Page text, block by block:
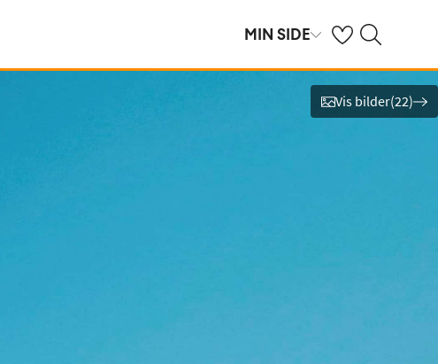
MIN SIDE Se dine sparte
Søk på ving.no
Vis bilder(22)